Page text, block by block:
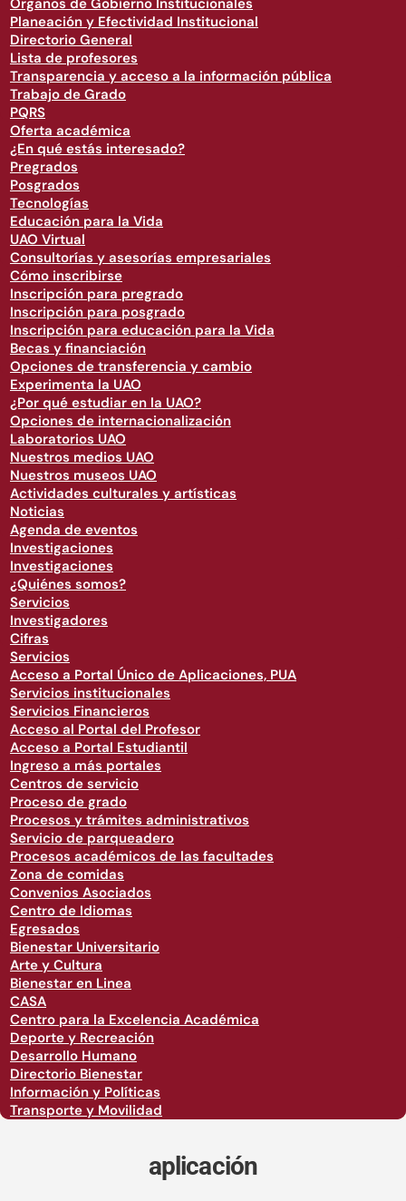
Órganos de Gobierno Institucionales
Planeación y Efectividad Institucional
Directorio General
Lista de profesores
Transparencia y acceso a la información pública
Trabajo de Grado
PQRS
Oferta académica
¿En qué estás interesado?
Pregrados
Posgrados
Tecnologías
Educación para la Vida
UAO Virtual
Consultorías y asesorías empresariales
Cómo inscribirse
Inscripción para pregrado
Inscripción para posgrado
Inscripción para educación para la Vida
Becas y financiación
Opciones de transferencia y cambio
Experimenta la UAO
¿Por qué estudiar en la UAO?
Opciones de internacionalización
Laboratorios UAO
Nuestros medios UAO
Nuestros museos UAO
Actividades culturales y artísticas
Noticias
Agenda de eventos
Investigaciones
Investigaciones
¿Quiénes somos?
Servicios
Investigadores
Cifras
Servicios
Acceso a Portal Único de Aplicaciones, PUA
Servicios institucionales
Servicios Financieros
Acceso al Portal del Profesor
Acceso a Portal Estudiantil
Ingreso a más portales
Centros de servicio
Proceso de grado
Procesos y trámites administrativos
Servicio de parqueadero
Procesos académicos de las facultades
Zona de comidas
Convenios Asociados
Centro de Idiomas
Egresados
Bienestar Universitario
Arte y Cultura
Bienestar en Linea
CASA
Centro para la Excelencia Académica
Deporte y Recreación
Desarrollo Humano
Directorio Bienestar
Información y Políticas
Transporte y Movilidad
aplicación